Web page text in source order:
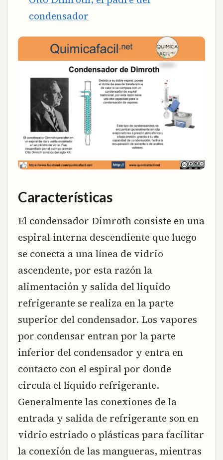
condensador
Características
El condensador Dimroth consiste en una
espiral interna descendiente que luego
se conecta a una línea de vidrio
ascendente, por esta razón la
alimentación y salida del liquido
refrigerante se realiza en la parte
superior del condensador. Los vapores
por condensar entran por la parte
inferior del condensador y entra en
contacto con el espiral por donde
circula el líquido refrigerante.
Generalmente las conexiones de la
entrada y salida de refrigerante son en
vidrio estriado o plásticas para facilitar
la conexión de las mangueras, mientras